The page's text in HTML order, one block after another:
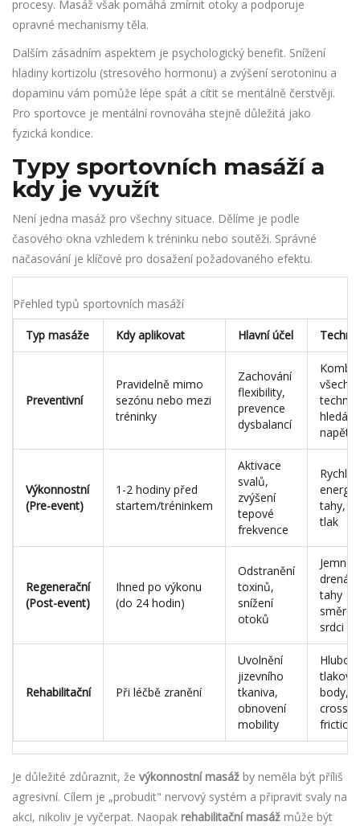
procesy. Masáž však pomáhá zmírnit otoky a podporuje
opravné mechanismy těla.
Dalším zásadním aspektem je psychologický benefit. Snížení
hladiny kortizolu (stresového hormonu) a zvýšení serotoninu a
dopaminu vám pomůže lépe spát a cítit se mentálně čerstvěji.
Pro sportovce je mentální rovnováha stejně důležitá jako
fyzická kondice.
Typy sportovních masáží a
kdy je využít
Není jedna masáž pro všechny situace. Dělíme je podle
časového okna vzhledem k tréninku nebo soutěži. Správné
načasování je klíčové pro dosažení požadovaného efektu.
Přehled typů sportovních masáží
Typ masáže Kdy aplikovat Hlavní účel
Preventivní
Pravidelně mimo
sezónu nebo mezi
tréninky
Zachování
flexibility,
prevence
dysbalancí
všech
technik,
hledání
napětí
Výkonnostní
(Pre-event)
1-2 hodiny před
startem/tréninkem
Aktivace
svalů,
zvýšení
tepové
frekvence
Rychlé,
tahy,
tlak
Regenerační
(Post-event)
Ihned po výkonu
(do 24 hodin)
Odstranění
toxinů,
snížení
otoků
Jemné
tahy
srdci
Rehabilitační Při léčbě zranění
Uvolnění
jizevního
tkaniva,
obnovení
mobility
tlakové
body,
cross-
friction
Je důležité zdůraznit, že výkonnostní masáž by neměla být příliš
agresivní. Cílem je „probudit" nervový systém a připravit svaly na
akci, nikoliv je vyčerpat. Naopak rehabilitační masáž může být